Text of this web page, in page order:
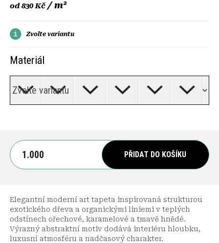
od830 Kč / m²
Zvolte variantu
Materiál
PŘIDAT DO KOŠÍKU
Elegantní moderní art tapeta inspirovaná strukturou
exotického dřeva a organickými liniemi v teplých
odstínech ořechové, karamelové a tmavě hnědé.
Výrazný abstraktní motiv dodává interiéru hloubku,
luxusní atmosféru a nadčasový charakter.